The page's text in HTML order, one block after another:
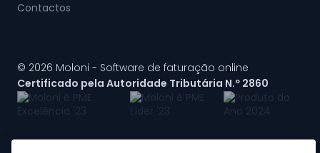
Contactos
© 2026 Moloni - Software de faturação online
Certificado pela Autoridade Tributária N.º 2860